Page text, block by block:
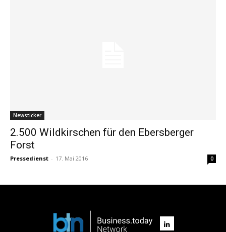
Newsticker
2.500 Wildkirschen für den Ebersberger
Forst
Pressedienst - 17. Mai 2016 0